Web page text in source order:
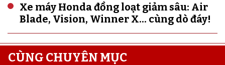
Xe máy Honda đồng loạt giảm sâu: Air
Blade, Vision, Winner X... cùng dò đáy!
CÙNG CHUYÊN MỤC